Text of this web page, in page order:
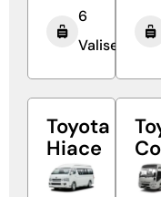
6
Valises
Toyota
Hiace